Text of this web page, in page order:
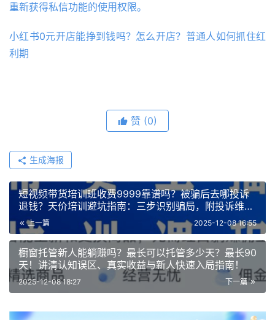
重新获得私信功能的使用权限。
小红书0元开店能挣到钱吗？怎么开店？普通人如何抓住红
利期
赞 (0)
生成海报
短视频带货培训班收费9999靠谱吗？被骗后去哪投诉
退钱？天价培训避坑指南：三步识别骗局，附投诉维权
全流程与靠谱替代方案
上一篇 2025-12-08 16:55
橱窗托管新人能躺赚吗？最长可以托管多少天？最长90
天！讲清认知误区、真实收益与新人快速入局指南！
下一篇
2025-12-08 18:27